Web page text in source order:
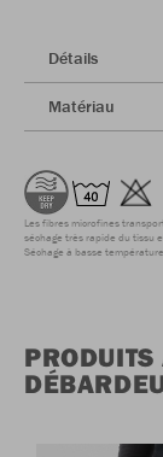
Détails
Matériau
Les fibres microfines
séchage très rapide du tissu
Séchage à basse température